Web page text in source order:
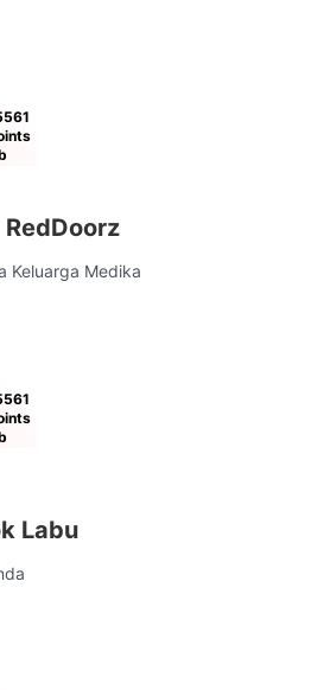
Keluarga Medika
Labu